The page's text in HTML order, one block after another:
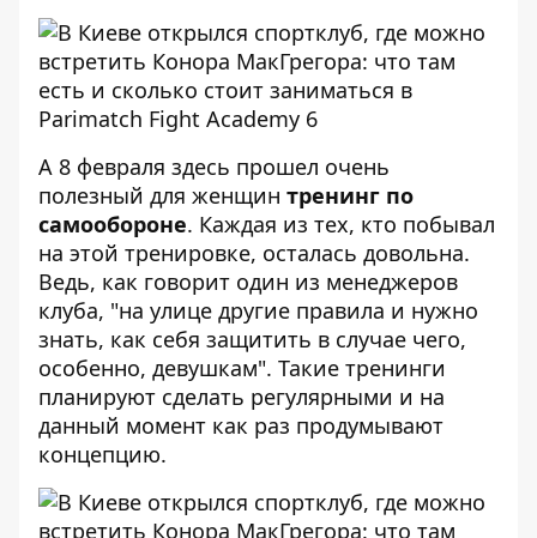
А 8 февраля здесь прошел очень
полезный для женщин тренинг по
самообороне. Каждая из тех, кто побывал
на этой тренировке, осталась довольна.
Ведь, как говорит один из менеджеров
клуба, "на улице другие правила и нужно
знать, как себя защитить в случае чего,
особенно, девушкам". Такие тренинги
планируют сделать регулярными и на
данный момент как раз продумывают
концепцию.